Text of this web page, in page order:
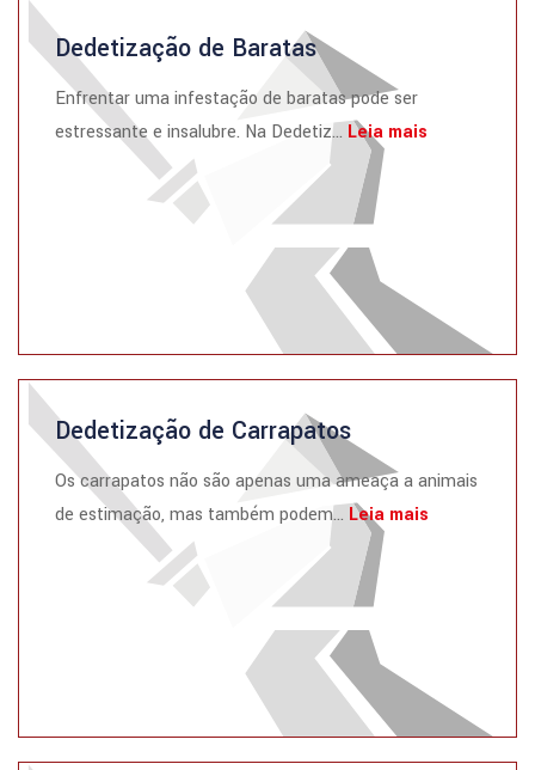
Dedetização de Baratas
Enfrentar uma infestação de baratas pode ser
estressante e insalubre. Na Dedetiz... Leia mais
Dedetização de Carrapatos
Os carrapatos não são apenas uma ameaça a animais
de estimação, mas também podem... Leia mais